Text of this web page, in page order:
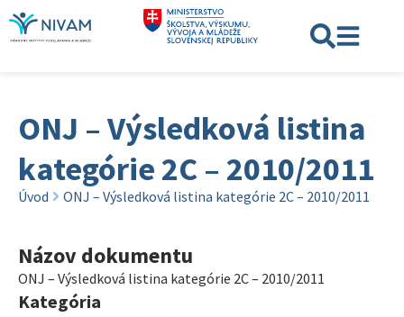
ONJ – Výsledková listina
kategórie 2C – 2010/2011
Úvod ONJ – Výsledková listina kategórie 2C – 2010/2011
Názov dokumentu
ONJ – Výsledková listina kategórie 2C – 2010/2011
Kategória